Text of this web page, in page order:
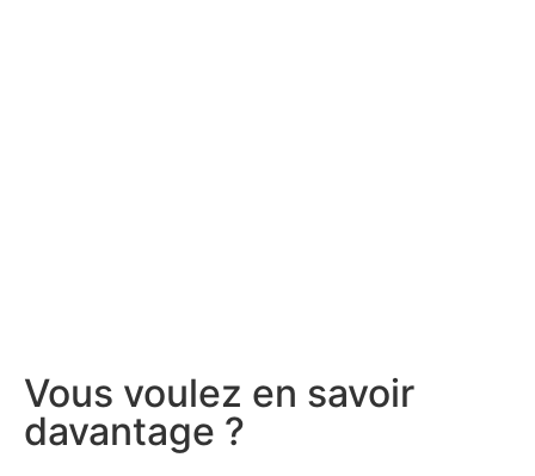
Vous voulez en savoir
davantage ?